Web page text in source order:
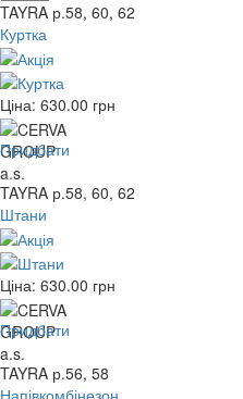
TAYRA р.58, 60, 62
Куртка
Ціна: 630.00 грн
Придбати
TAYRA р.58, 60, 62
Штани
Ціна: 630.00 грн
Придбати
TAYRA р.56, 58